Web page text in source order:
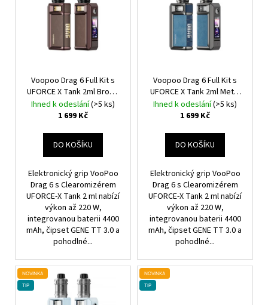
Voopoo Drag 6 Full Kit s
UFORCE X Tank 2ml Brown
4400mAh
Ihned k odeslání(>5 ks)
1 699 Kč
DO KOŠÍKU
Elektronický grip VooPoo
Drag 6 s Clearomizérem
UFORCE-X Tank 2 ml nabízí
výkon až 220 W,
integrovanou baterii 4400
mAh, čipset GENE TT 3.0 a
pohodlné...
Voopoo Drag 6 Full Kit s
UFORCE X Tank 2ml Metal
Gray4400mAh
Ihned k odeslání(>5 ks)
1 699 Kč
DO KOŠÍKU
Elektronický grip VooPoo
Drag 6 s Clearomizérem
UFORCE-X Tank 2 ml nabízí
výkon až 220 W,
integrovanou baterii 4400
mAh, čipset GENE TT 3.0 a
pohodlné...
NOVINKA
TIP
NOVINKA
TIP